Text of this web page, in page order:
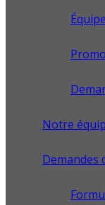
Notre
Demandes